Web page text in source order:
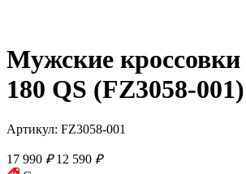
Мужские кроссовки
180 QS (FZ3058-001)
Артикул: FZ3058-001
17 990 ₽ 12 590 ₽